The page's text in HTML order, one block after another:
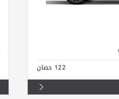
122 حصان